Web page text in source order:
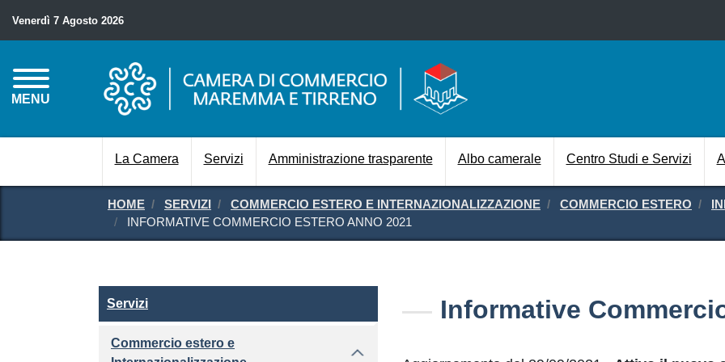
Venerdì 7 Agosto 2026
MENU
Navigazione
La Camera Servizi Amministrazione trasparente Albo camerale Centro Studi e Servizi
HOME SERVIZI COMMERCIO ESTERO E INTERNAZIONALIZZAZIONE COMMERCIO ESTERO
INFORMATIVE COMMERCIO ESTERO ANNO 2021
Informative
Servizi
Servizi
Commercio estero e